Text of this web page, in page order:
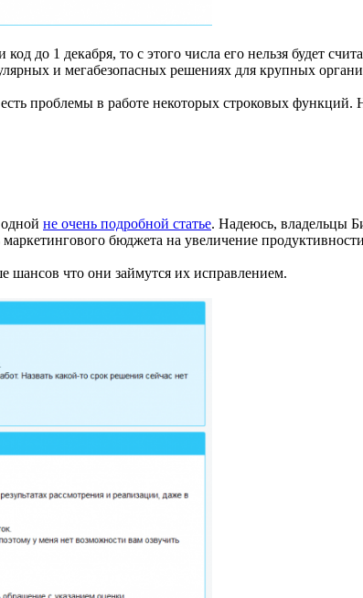
до 1 декабря, то с этого числа его нельзя будет
и мегабезопасных решениях для крупных
проблемы в работе некоторых строковых
не очень подробной статье. Надеюсь, владельцы
бюджета на увеличение
шансов что они займутся их исправлением.